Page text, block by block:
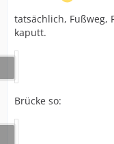
tatsächlich, Fußweg,
kaputt.
Brücke so: